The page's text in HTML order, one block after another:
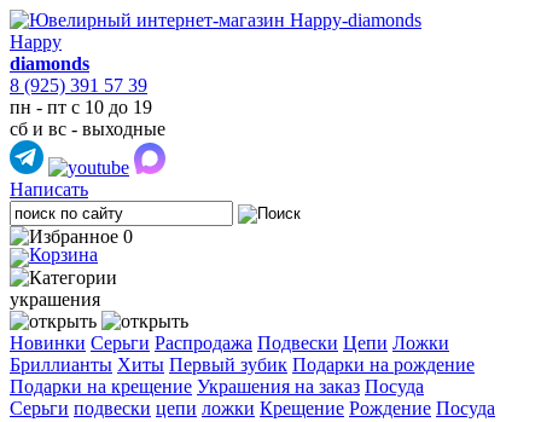
Happy
diamonds
8 (925) 391 57 39
пн - пт с 10 до 19
сб и вс - выходные
Написать
0
украшения
Новинки Серьги Распродажа Подвески Цепи Ложки
Бриллианты Хиты Первый зубик Подарки на рождение
Подарки на крещение Украшения на заказ Посуда
Cерьги подвески цепи ложки Крещение Рождение Посуда